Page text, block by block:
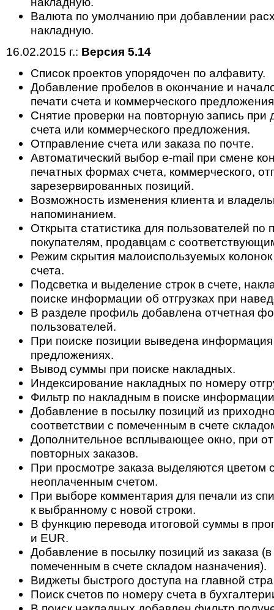
Валюта по умолчанию при добавлении
накладную.
16.02.2015 г.: Версия 5.14
Список проектов упорядочен по алфавиту.
Добавление пробелов в окончание и
печати счета и коммерческого
Снятие проверки на повторную запись при
счета или коммерческого предложения.
Отправление счета или заказа по почте.
Автоматический выбор e-mail при смене
печатных формах счета, коммерческого,
зарезервированных позиций.
Возможность изменения клиента и
напоминанием.
Открыта статистика для пользователей по
покупателям, продавцам с
Режим скрытия малоиспользуемых
счета.
Подсветка и выделение строк в счете,
поиске информации об отгрузках при
В разделе профиль добавлена отчетная
пользователей.
При поиске позиции выведена
предложениях.
Вывод суммы при поиске накладных.
Индексирование накладных по номеру
Фильтр по накладным в поиске информации
Добавление в посылку позиций из
соответствии с помеченным в счете
Дополнительное всплывающее окно, при
повторных заказов.
При просмотре заказа выделяются цветом
неоплаченным счетом.
При выборе комментария для печали из
к выбранному с новой строки.
В функцию перевода итоговой суммы в
и EUR.
Добавление в посылку позиций из заказа (в
помеченным в счете складом назначения).
Виджеты быстрого доступа на главной
Поиск счетов по номеру счета в